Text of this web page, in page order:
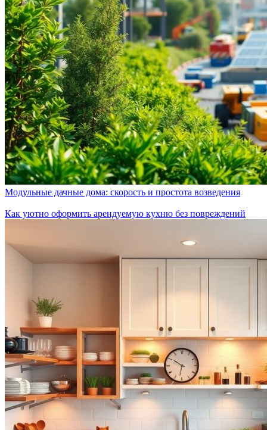
Модульные дачные дома: скорость и простота возведения
Как уютно оформить арендуемую кухню без повреждений